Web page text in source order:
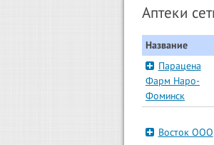
Аптеки
Название
Парацена
Фарм Наро-
Фоминск
Восток ООО